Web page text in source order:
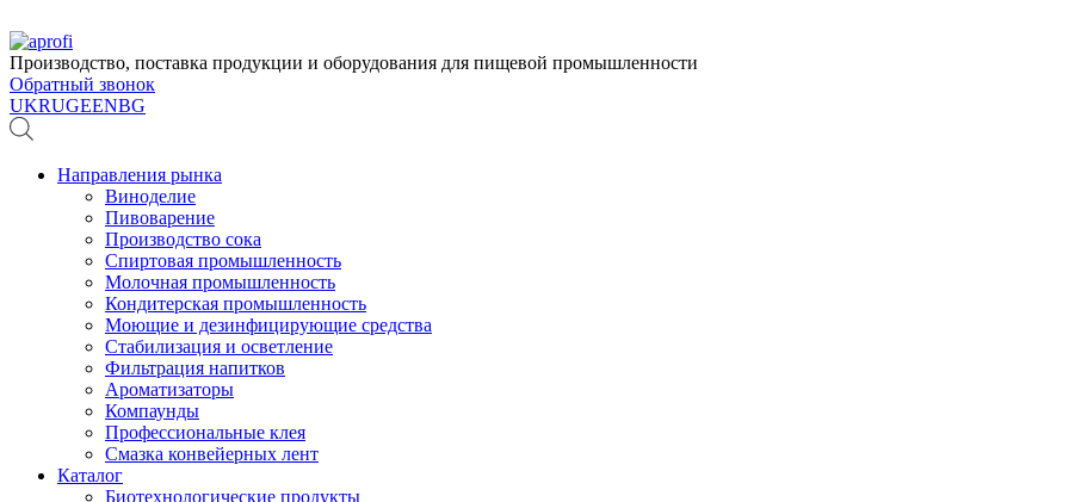
Производство, поставка продукции и оборудования для пищевой промышленности
Обратный звонок
UKRUGEENBG
Направления рынка
Виноделие
Пивоварение
Производство сока
Спиртовая промышленность
Молочная промышленность
Кондитерская промышленность
Моющие и дезинфицирующие средства
Стабилизация и осветление
Фильтрация напитков
Ароматизаторы
Компаунды
Профессиональные клея
Смазка конвейерных лент
Каталог
Биотехнологические продукты